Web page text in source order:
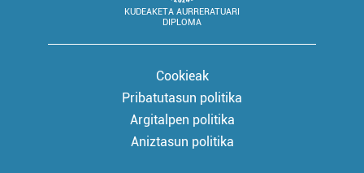
KUDEAKETA AURRERATUARI
DIPLOMA
Cookieak
Pribatutasun politika
Argitalpen politika
Aniztasun politika